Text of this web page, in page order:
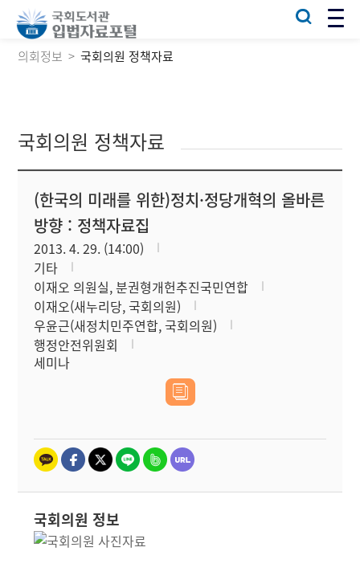
의회정보 국회의원 정책자료
국회의원 정책자료
(한국의 미래를 위한)정치·정당개혁의 올바른
방향 : 정책자료집
2013. 4. 29. (14:00)
기타
이재오 의원실, 분권형개헌추진국민연합
이재오(새누리당, 국회의원)
우윤근(새정치민주연합, 국회의원)
행정안전위원회
세미나
국회의원 정보